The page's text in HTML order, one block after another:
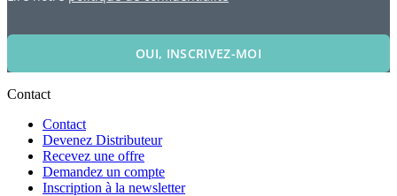
OUI, INSCRIVEZ-MOI
Contact
Contact
Devenez Distributeur
Recevez une offre
Demandez un compte
Inscription à la newsletter